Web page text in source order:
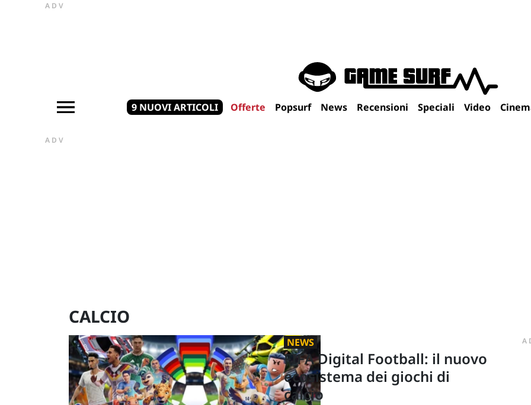
ADV
9 NUOVI ARTICOLI Offerte Popsurf News Recensioni Speciali Video
ADV
CALCIO
NEWS
FIFA Digital Football: il nuovo
ecosistema dei giochi di
calcio